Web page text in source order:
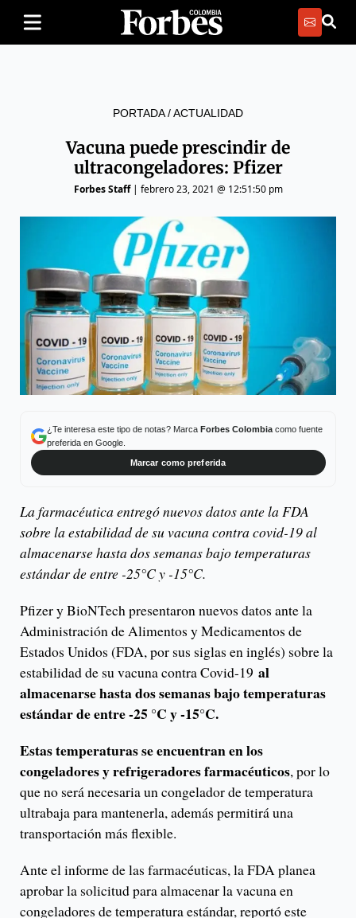
PORTADA/ACTUALIDAD
Vacuna puede prescindir de
ultracongeladores: Pfizer
Forbes Staff| febrero 23, 2021 @ 12:51:50 pm
¿Te interesa este tipo de notas? Marca Forbes Colombiacomo fuente
preferida en Google.
Marcar como preferida
La farmacéutica entregó nuevos datos ante la FDA
sobre la estabilidad de su vacuna contra covid-19 al
almacenarse hasta dos semanas bajo temperaturas
estándar de entre -25°C y -15°C.
Pfizer y BioNTech presentaron nuevos datos ante la
Administración de Alimentos y Medicamentos de
Estados Unidos (FDA, por sus siglas en inglés) sobre la
estabilidad de su vacuna contra Covid-19 al
almacenarse hasta dos semanas bajo temperaturas
estándar de entre -25 °C y -15°C.
Estas temperaturas se encuentran en los
congeladores y refrigeradores farmacéuticos, por lo
que no será necesaria un congelador de temperatura
ultrabaja para mantenerla, además permitirá una
transportación más flexible.
Ante el informe de las farmacéuticas, la FDA planea
aprobar la solicitud para almacenar la vacuna en
congeladores de temperatura estándar, reportó este